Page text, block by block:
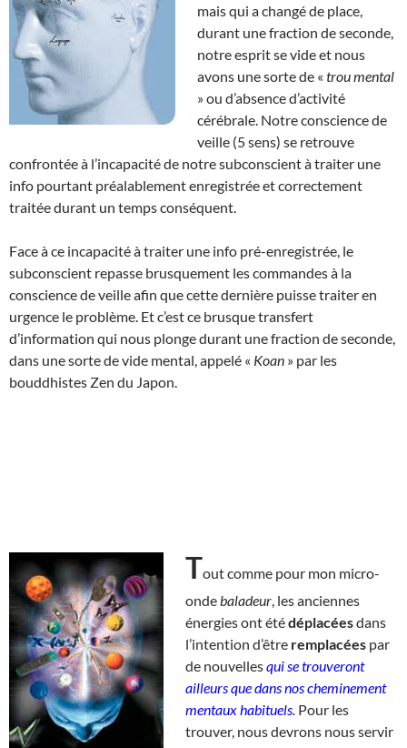
mais qui a changé de place,
durant une fraction de seconde,
notre esprit se vide et nous
avons une sorte de « trou mental
» ou d’absence d’activité
cérébrale. Notre conscience de
veille (5 sens) se retrouve
confrontée à l’incapacité de notre subconscient à traiter une
info pourtant préalablement enregistrée et correctement
traitée durant un temps conséquent.
Face à ce incapacité à traiter une info pré-enregistrée, le
subconscient repasse brusquement les commandes à la
conscience de veille afin que cette dernière puisse traiter en
urgence le problème. Et c’est ce brusque transfert
d’information qui nous plonge durant une fraction de seconde,
dans une sorte de vide mental, appelé « Koan » par les
bouddhistes Zen du Japon.
Tout comme pour mon micro-
onde baladeur , les anciennes
énergies ont étédéplacéesdans
l’intention d’être remplacées par
de nouvellesqui se trouveront
ailleurs que dans nos cheminement
mentaux habituels. Pour les
trouver, nous devrons nous servir